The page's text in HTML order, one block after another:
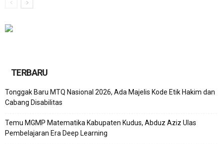
TERBARU
Tonggak Baru MTQ Nasional 2026, Ada Majelis Kode Etik Hakim dan
Cabang Disabilitas
Temu MGMP Matematika Kabupaten Kudus, Abduz Aziz Ulas
Pembelajaran Era Deep Learning